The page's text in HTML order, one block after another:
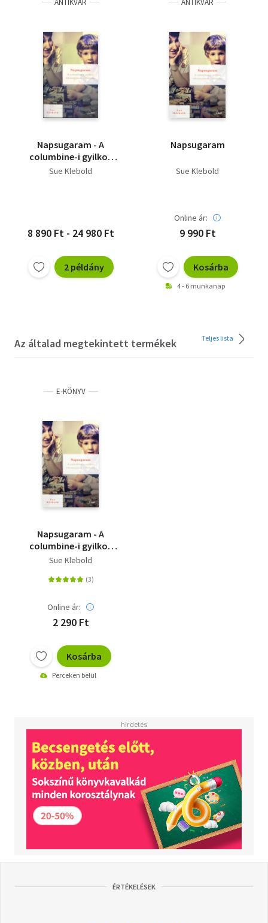
Napsugaram - A
columbine-i gyilkos
édesanyjának
Sue Klebold
8 890 Ft - 24 980 Ft
2 példány
Napsugaram
Sue Klebold
Online ár:
9 990 Ft
Kosárba
4 - 6 munkanap
Az általad megtekintett termékek Teljes lista
E-KÖNYV
Napsugaram - A
columbine-i gyilkos
édesanyjának
Sue Klebold
Online ár:
2 290 Ft
Kosárba
Perceken belül
ÉRTÉKELÉSEK